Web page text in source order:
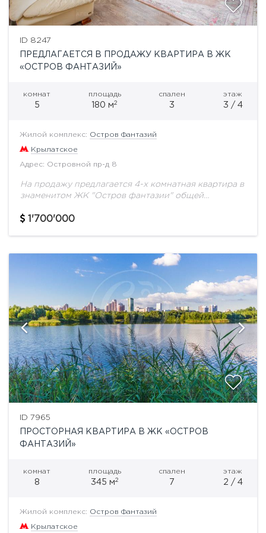
ID 8247
ПРЕДЛАГАЕТСЯ В ПРОДАЖУ КВАРТИРА В ЖК
«ОСТРОВ ФАНТАЗИЙ»
комнат
5
площадь
180 м2
спален
3
этаж
3 / 4
Жилой комплекс: Остров Фантазий
Крылатское
Адрес: Островной пр-д 8
На продажу предлагается 4-х комнатная квартира в
знаменитом ЖК "Остров фантазии" общей
дизайнерское решение в классическом стиле по
1'700'000
ID 7965
ПРОСТОРНАЯ КВАРТИРА В ЖК «ОСТРОВ
ФАНТАЗИЙ»
комнат
8
площадь
345 м2
спален
7
этаж
2 / 4
Жилой комплекс: Остров Фантазий
Крылатское